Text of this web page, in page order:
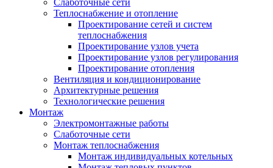
Слаботочные сети
Теплоснабжение и отопление
Проектирование сетей и систем
теплоснабжения
Проектирование узлов учета
Проектирование узлов регулирования
Проектирование отопления
Вентиляция и кондиционирование
Архитектурные решения
Технологические решения
Монтаж
Электромонтажные работы
Слаботочные сети
Монтаж теплоснабжения
Монтаж индивидуальных котельных